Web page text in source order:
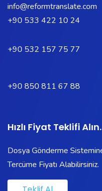
info@reformtranslate.com
+90 533 422 10 24
+90 532 157 75 77
+90 850 811 67 88
Hızlı Fiyat Teklifi Alın.
Dosya Gönderme
Tercüme Fiyatı Alabilirsiniz.